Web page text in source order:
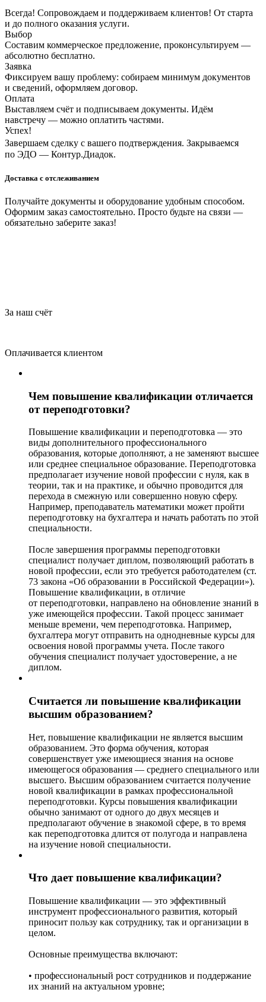
Всегда! Сопровождаем и поддерживаем клиентов! От старта
и до полного оказания услуги.
Выбор
Составим коммерческое предложение, проконсультируем —
абсолютно бесплатно.
Заявка
Фиксируем вашу проблему: собираем минимум документов
и сведений, оформляем договор.
Оплата
Выставляем счёт и подписываем документы. Идём
навстречу — можно оплатить частями.
Успех!
Завершаем сделку с вашего подтверждения. Закрываемся
по ЭДО — Контур.Диадок.
Доставка с отслеживанием
Получайте документы и оборудование удобным способом.
Оформим заказ самостоятельно. Просто будьте на связи —
обязательно заберите заказ!
За наш счёт
Оплачивается клиентом
Чем повышение квалификации отличается
от переподготовки?
Повышение квалификации и переподготовка — это
виды дополнительного профессионального
образования, которые дополняют, а не заменяют высшее
или среднее специальное образование. Переподготовка
предполагает изучение новой профессии с нуля, как в
теории, так и на практике, и обычно проводится для
перехода в смежную или совершенно новую сферу.
Например, преподаватель математики может пройти
переподготовку на бухгалтера и начать работать по этой
специальности.
После завершения программы переподготовки
специалист получает диплом, позволяющий работать в
новой профессии, если это требуется работодателем (ст.
73 закона «Об образовании в Российской Федерации»).
Повышение квалификации, в отличие
от переподготовки, направлено на обновление знаний в
уже имеющейся профессии. Такой процесс занимает
меньше времени, чем переподготовка. Например,
бухгалтера могут отправить на однодневные курсы для
освоения новой программы учета. После такого
обучения специалист получает удостоверение, а не
диплом.
Считается ли повышение квалификации
высшим образованием?
Нет, повышение квалификации не является высшим
образованием. Это форма обучения, которая
совершенствует уже имеющиеся знания на основе
имеющегося образования — среднего специального или
высшего. Высшим образованием считается получение
новой квалификации в рамках профессиональной
переподготовки. Курсы повышения квалификации
обычно занимают от одного до двух месяцев и
предполагают обучение в знакомой сфере, в то время
как переподготовка длится от полугода и направлена
на изучение новой специальности.
Что дает повышение квалификации?
Повышение квалификации — это эффективный
инструмент профессионального развития, который
приносит пользу как сотруднику, так и организации в
целом.
Основные преимущества включают:
• профессиональный рост сотрудников и поддержание
их знаний на актуальном уровне;